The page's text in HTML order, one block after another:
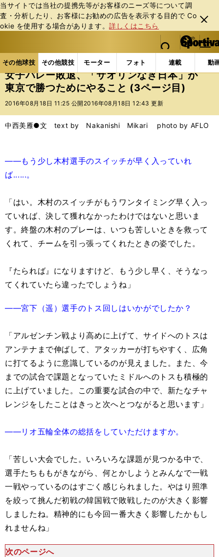
当サイトでは当社の提携先等がお客様のニーズ等について調
査・分析したり、お客様にお勧めの広告を表⽰する⽬的で Co
okie を使⽤する場合があります。詳しくはこちら
閉じ
る
web Sportiva (webスポルティーバ)
検索
マイペ
ー
ジ
メニュ
その他球技 その他競技 モーター フォト 連載 動
ス
ポ
ル
バ
その他球技の記事一覧 バレー 女子バレー敗退、「
女子バレー敗退、「サオリンなき日本」が
東京で勝つためにやること (3ページ目)
2016年08月18日 11:25 公開 2016年08月18日 12:43 更新
中西美雁●文 text by Nakanishi Mikari photo by AFLO
――もう少し木村選手のスイッチが早く入っていれ
ば......。
「はい。木村のスイッチがもうワンタイミング早く入っ
ていれば、決して獲れなかったわけではないと思いま
す。終盤の木村のプレーは、いつも苦しいときを救って
くれて、チームを引っ張ってくれたときの姿でした。
『たられば』になりますけど、もう少し早く、そうなっ
てくれていたら違ったでしょうね」
――宮下（遥）選手のトス回しはいかがでしたか？
「アルゼンチン戦より高めに上げて、サイドへのトスは
アンテナまで伸ばして、アタッカーが打ちやすく、広角
に打てるように意識しているのが見えました。また、今
までの試合で課題となっていたミドルへのトスも積極的
に上げていました。この重要な試合の中で、新たなチャ
レンジをしたことはきっと次へとつながると思います」
――リオ五輪全体の総括をしていただけますか。
「苦しい大会でした。いろいろな課題が見つかる中で、
選手たちももがきながら、何とかしようとみんなで一戦
一戦やっているのはすごく感じられました。やはり照準
を絞って挑んだ初戦の韓国戦で敗戦したのが大きく影響
しましたね。精神的にも今回一番大きく影響したかもし
れませんね」
次のページへ